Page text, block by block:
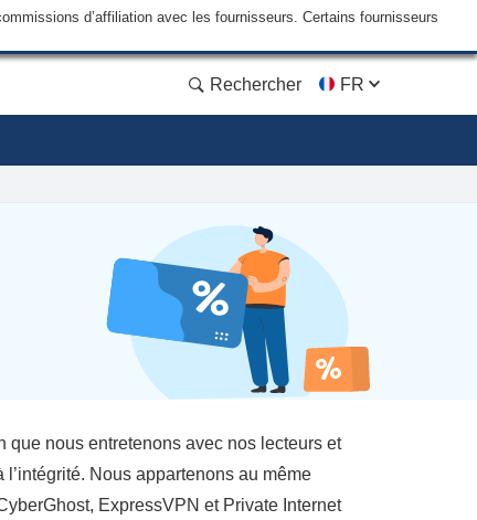
d’affiliation avec les fournisseurs. Certains fournisseurs
Rechercher FR
que nous entretenons avec nos lecteurs et
Nous appartenons au même
ExpressVPN et Private Internet